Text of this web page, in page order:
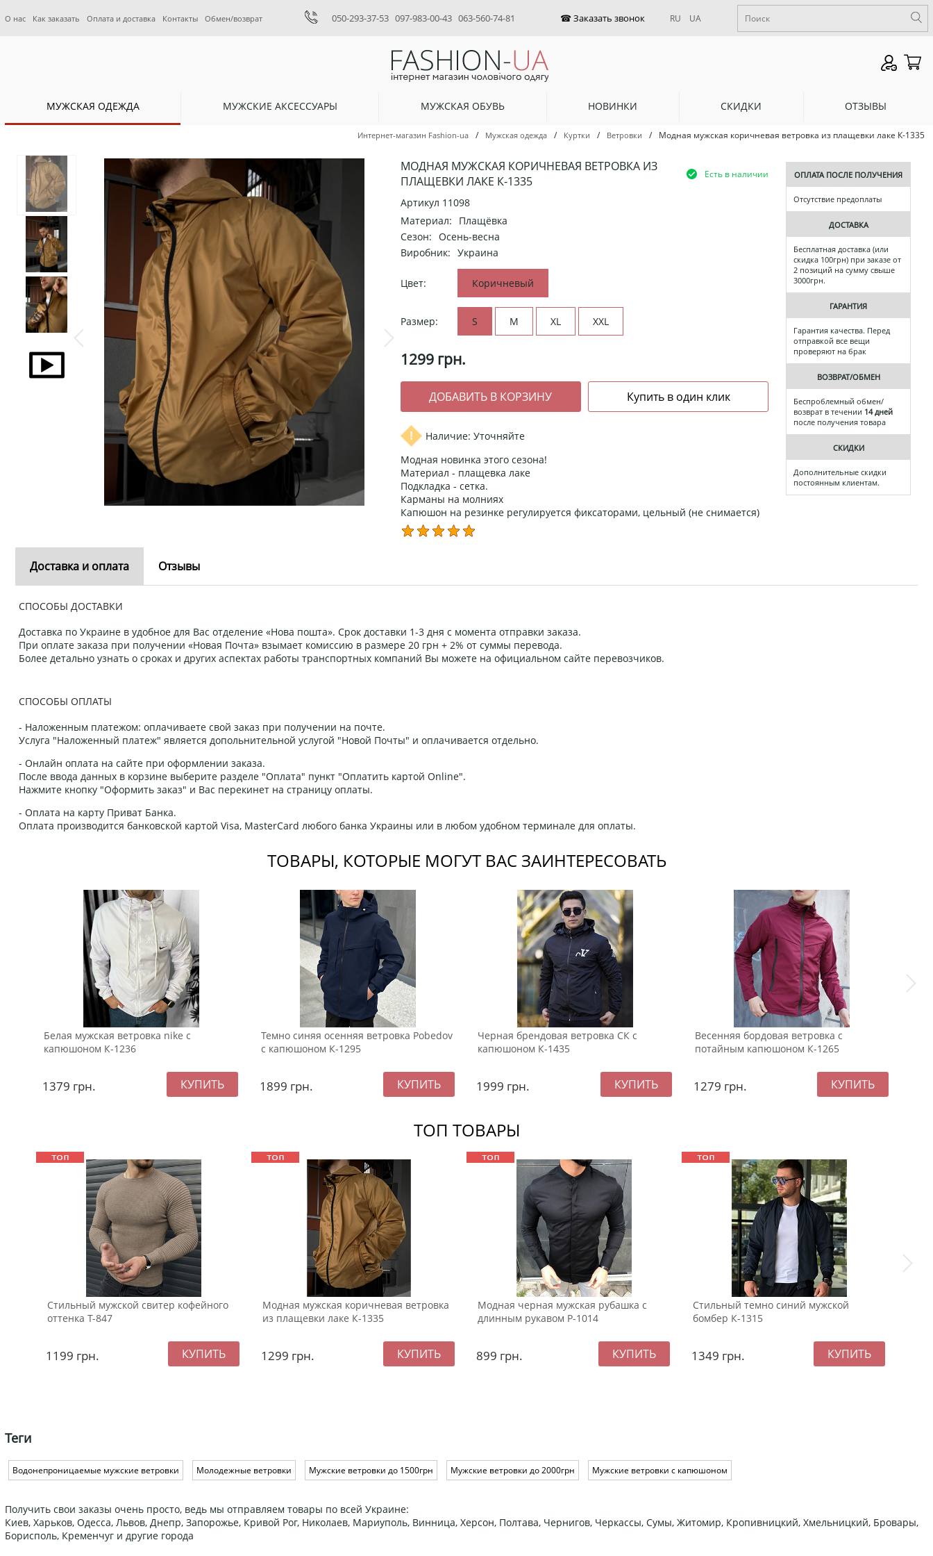
О нас Как заказать Оплата и доставка Контакты Обмен/возврат 050-293-37-53 097-983-00-43 063-560-74-81 RU UA
МУЖСКАЯ ОДЕЖДА МУЖСКИЕ АКСЕССУАРЫ МУЖСКАЯ ОБУВЬ НОВИНКИ СКИДКИ ОТЗЫВЫ
Интернет-магазин Fashion-ua / Мужская одежда / Куртки / Ветровки / Модная мужская коричневая ветровка из плащевки лаке К-1335
МОДНАЯ МУЖСКАЯ КОРИЧНЕВАЯ ВЕТРОВКА ИЗ
ПЛАЩЕВКИ ЛАКЕ К-1335
Есть в наличии
Артикул 11098
Материал:
Плащёвка
Сезон: Осень-весна
Виробник: Украина
Цвет: Коричневый
Размер: S M XL XXL
1299 грн.
Наличие: Уточняйте
Модная новинка этого сезона!
Материал - плащевка лаке
Подкладка - сетка.
Карманы на молниях
Капюшон на резинке регулируется фиксаторами, цельный (не снимается)
ОПЛАТА ПОСЛЕ ПОЛУЧЕНИЯ
Отсутствие предоплаты
ДОСТАВКА
Бесплатная доставка (или
скидка 100грн) при заказе от
2 позиций на сумму свыше
3000грн.
ГАРАНТИЯ
Гарантия качества. Перед
отправкой все вещи
проверяют на брак
ВОЗВРАТ/ОБМЕН
Беспроблемный обмен/
возврат в течении 14 дней
после получения товара
СКИДКИ
Дополнительные скидки
постоянным клиентам.
Доставка и оплата Отзывы
СПОСОБЫ ДОСТАВКИ
Доставка по Украине в удобное для Вас отделение «Нова пошта». Срок доставки 1-3 дня с момента отправки заказа.
При оплате заказа при получении «Новая Почта» взымает комиссию в размере 20 грн + 2% от суммы перевода.
Более детально узнать о сроках и других аспектах работы транспортных компаний Вы можете на официальном сайте перевозчиков.
СПОСОБЫ ОПЛАТЫ
- Наложенным платежом: оплачиваете свой заказ при получении на почте.
Услуга "Наложенный платеж" является допольнительной услугой "Новой Почты" и оплачивается отдельно.
- Онлайн оплата на сайте при оформлении заказа.
После ввода данных в корзине выберите разделе "Оплата" пункт "Оплатить картой Online".
Нажмите кнопку "Оформить заказ" и Вас перекинет на страницу оплаты.
- Оплата на карту Приват Банка.
Оплата производится банковской картой Visa, MasterCard любого банка Украины или в любом удобном терминале для оплаты.
ТОВАРЫ, КОТОРЫЕ МОГУТ ВАС ЗАИНТЕРЕСОВАТЬ
Белая мужская ветровка nike с
капюшоном К-1236
1379 грн.
Темно синяя осенняя ветровка Pobedov
с капюшоном К-1295
1899 грн.
Черная брендовая ветровка СК с
капюшоном К-1435
1999 грн.
Весенняя бордовая ветровка с
потайным капюшоном К-1265
1279 грн.
ТОП ТОВАРЫ
Стильный мужской свитер кофейного
оттенка Т-847
1199 грн.
Модная мужская коричневая ветровка
из плащевки лаке К-1335
1299 грн.
Модная черная мужская рубашка с
длинным рукавом Р-1014
899 грн.
Стильный темно синий мужской
бомбер К-1315
1349 грн.
Теги
Водонепроницаемые мужские ветровки Молодежные ветровки Мужские ветровки до 1500грн Мужские ветровки до 2000грн Мужские ветровки с капюшоном
Получить свои заказы очень просто, ведь мы отправляем товары по всей Украине:
Киев, Харьков, Одесса, Львов, Днепр, Запорожье, Кривой Рог, Николаев, Мариуполь, Винница, Херсон, Полтава, Чернигов, Черкассы, Сумы, Житомир, Кропивницкий, Хмельницкий, Бровары,
Борисполь, Кременчуг и другие города